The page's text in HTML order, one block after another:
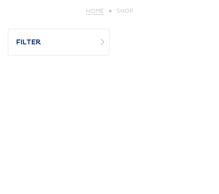
HOME SHOP
FILTER